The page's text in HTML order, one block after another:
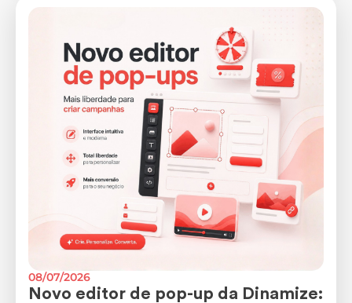
08/07/2026
Novo editor de pop-up da Dinamize: